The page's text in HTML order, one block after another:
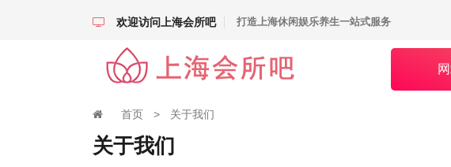
欢迎访问上海会所吧 打造上海休闲娱乐养生一站式服务
首页 > 关于我们
关于我们